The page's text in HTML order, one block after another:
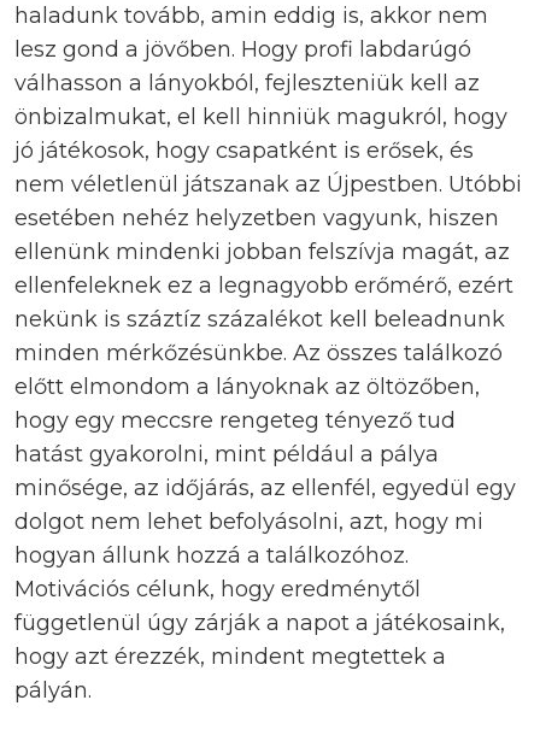
haladunk tovább, amin eddig is, akkor nem
lesz gond a jövőben. Hogy profi labdarúgó
válhasson a lányokból, fejleszteniük kell az
önbizalmukat, el kell hinniük magukról, hogy
jó játékosok, hogy csapatként is erősek, és
nem véletlenül játszanak az Újpestben. Utóbbi
esetében nehéz helyzetben vagyunk, hiszen
ellenünk mindenki jobban felszívja magát, az
ellenfeleknek ez a legnagyobb erőmérő, ezért
nekünk is száztíz százalékot kell beleadnunk
minden mérkőzésünkbe. Az összes találkozó
előtt elmondom a lányoknak az öltözőben,
hogy egy meccsre rengeteg tényező tud
hatást gyakorolni, mint például a pálya
minősége, az időjárás, az ellenfél, egyedül egy
dolgot nem lehet befolyásolni, azt, hogy mi
hogyan állunk hozzá a találkozóhoz.
Motivációs célunk, hogy eredménytől
függetlenül úgy zárják a napot a játékosaink,
hogy azt érezzék, mindent megtettek a
pályán.